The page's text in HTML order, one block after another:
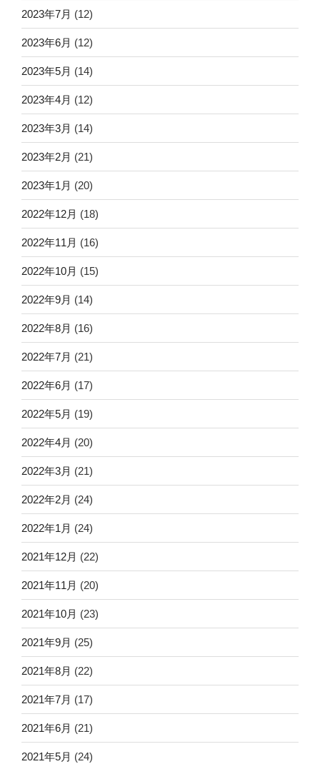
2023年7月 (12)
2023年6月 (12)
2023年5月 (14)
2023年4月 (12)
2023年3月 (14)
2023年2月 (21)
2023年1月 (20)
2022年12月 (18)
2022年11月 (16)
2022年10月 (15)
2022年9月 (14)
2022年8月 (16)
2022年7月 (21)
2022年6月 (17)
2022年5月 (19)
2022年4月 (20)
2022年3月 (21)
2022年2月 (24)
2022年1月 (24)
2021年12月 (22)
2021年11月 (20)
2021年10月 (23)
2021年9月 (25)
2021年8月 (22)
2021年7月 (17)
2021年6月 (21)
2021年5月 (24)